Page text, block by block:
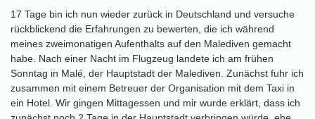
17 Tage bin ich nun wieder zurück in Deutschland und versuche
rückblickend die Erfahrungen zu bewerten, die ich während
meines zweimonatigen Aufenthalts auf den Malediven gemacht
habe. Nach einer Nacht im Flugzeug landete ich am frühen
Sonntag in Malé, der Hauptstadt der Malediven. Zunächst fuhr ich
zusammen mit einem Betreuer der Organisation mit dem Taxi in
ein Hotel. Wir gingen Mittagessen und mir wurde erklärt, dass ich